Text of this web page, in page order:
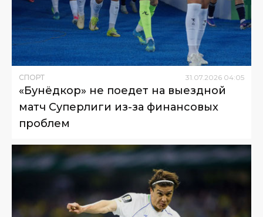
СПОРТ 31.07.2026 04:05
«Бунёдкор» не поедет на выездной
матч Суперлиги из-за финансовых
проблем